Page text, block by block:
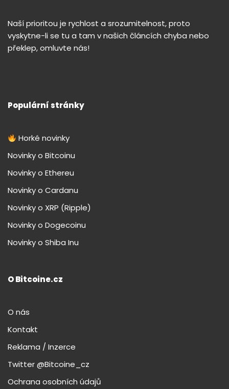
Naší prioritou je rychlost a srozumitelnost, proto
vyskytne-li se tu a tam v našich článcích chyba nebo
překlep, omluvte nás!
Populární stránky
Horké novinky
Novinky o Bitcoinu
Novinky o Ethereu
Novinky o Cardanu
Novinky o XRP (Ripple)
Novinky o Dogecoinu
Novinky o Shiba Inu
O Bitcoine.cz
O nás
Kontakt
Reklama / Inzerce
Twitter @Bitcoine_cz
Ochrana osobních údajů